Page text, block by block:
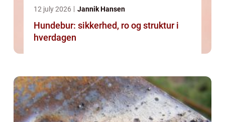
12 july 2026 Jannik Hansen
Hundebur: sikkerhed, ro og struktur i
hverdagen